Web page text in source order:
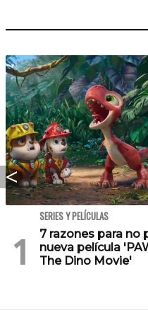
SERIES Y PELÍCULAS
7 razones para no
nueva película
The Dino Movie'